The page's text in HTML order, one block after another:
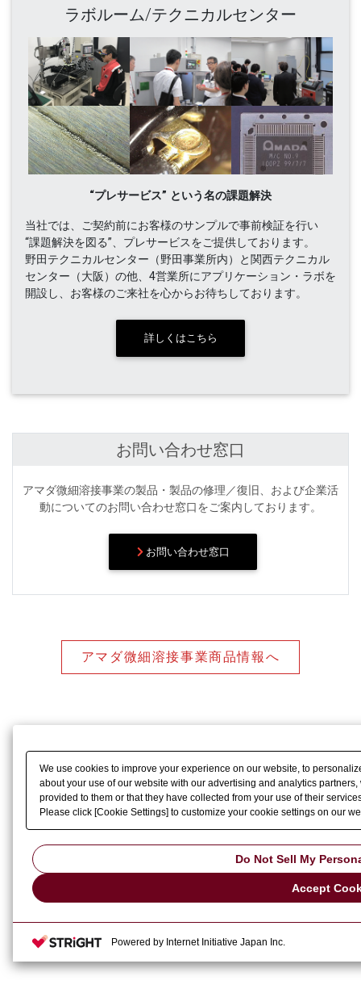
ラボルーム/テクニカルセンター
“プレサービス” という名の課題解決
当社では、ご契約前にお客様のサンプルで事前検証を行い
“課題解決を図る”、プレサービスをご提供しております。
野田テクニカルセンター（野田事業所内）と関西テクニカル
センター（大阪）の他、4営業所にアプリケーション・ラボを
開設し、お客様のご来社を心からお待ちしております。
詳しくはこちら
お問い合わせ窓口
アマダ微細溶接事業の製品・製品の修理／復旧、および企業活
動についてのお問い合わせ窓口をご案内しております。
お問い合わせ窓口
アマダ微細溶接事業商品情報へ
We use cookies to improve your experience on our website, to
about your use of our website with our advertising and analytics
provided to them or that they have collected from your use of their
Please click [Cookie Settings] to customize your cookie settings on our
Do Not Sell My
Accept
Powered by Internet Initiative Japan Inc.